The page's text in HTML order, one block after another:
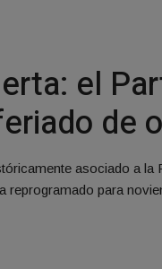
el
de
asociado a
reprogramado para